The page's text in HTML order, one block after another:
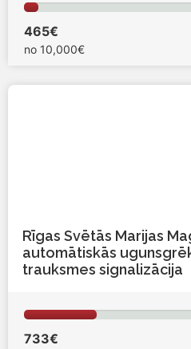
465€
no 10,000€
Rīgas Svētās Marijas
automātiskās
trauksmes signalizācija
733€